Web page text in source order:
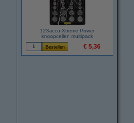
123accu Xtreme Power
knoopcellen multipack
€ 5,36